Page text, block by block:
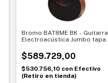
Bromo BAT8ME BK - Guitarra
Electroacústica Jumbo tapa
$589.729,00
$530.756,10 con Efectivo
(Retiro en tienda)